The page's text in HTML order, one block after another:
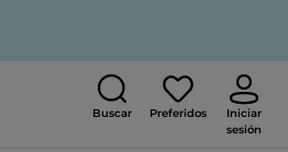
Buscar Preferidos
Iniciar
sesión